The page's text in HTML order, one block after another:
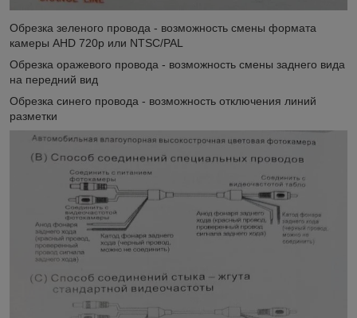
Обрезка зеленого провода - возможность смены формата
камеры AHD 720p или NTSC/PAL
Обрезка оражевого провода - возможность смены заднего вида
на передний вид
Обрезка синего провода - возможность отключения линий
разметки